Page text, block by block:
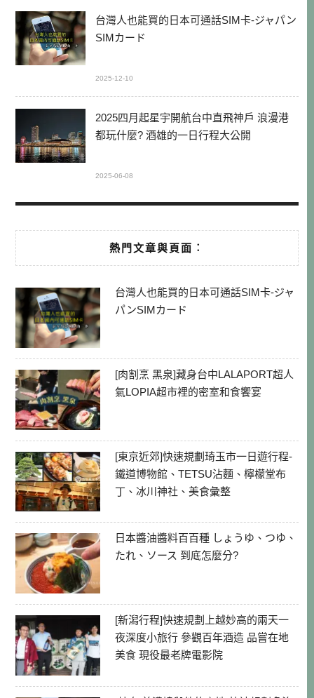
台灣人也能買的日本可通話SIM卡-ジャパン
SIMカード
2025-12-10
2025四月起星宇開航台中直飛神戶 浪漫港
都玩什麼? 酒雄的一日行程大公開
2025-06-08
熱門文章與頁面︰
台灣人也能買的日本可通話SIM卡-ジャ
パンSIMカード
[肉割烹 黑泉]藏身台中LALAPORT超人
氣LOPIA超市裡的密室和食饗宴
[東京近郊]快速規劃琦玉市一日遊行程-
鐵道博物館、TETSU沾麵、檸檬堂布
丁、冰川神社、美食彙整
日本醬油醬料百百種 しょうゆ、つゆ、
たれ、ソース 到底怎麼分?
[新潟行程]快速規劃上越妙高的兩天一
夜深度小旅行 參觀百年酒造 品嘗在地
美食 現役最老牌電影院